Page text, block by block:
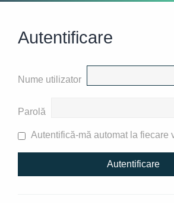
Autentificare
Nume utilizator
Parolă
Autentifică-mă automat la fiecare